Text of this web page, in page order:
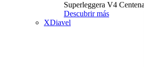
Superleggera V4
Descubrir más
XDiavel